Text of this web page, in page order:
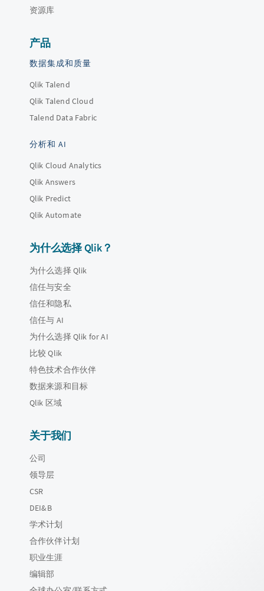
资源库
产品
数据集成和质量
Qlik Talend
Qlik Talend Cloud
Talend Data Fabric
分析和 AI
Qlik Cloud Analytics
Qlik Answers
Qlik Predict
Qlik Automate
为什么选择 Qlik？
为什么选择 Qlik
信任与安全
信任和隐私
信任与 AI
为什么选择 Qlik for AI
比较 Qlik
特色技术合作伙伴
数据来源和目标
Qlik 区域
关于我们
公司
领导层
CSR
DEI&B
学术计划
合作伙伴计划
职业生涯
编辑部